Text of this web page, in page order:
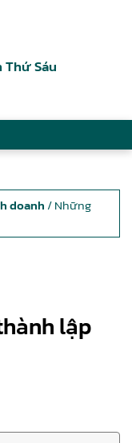
Thứ Sáu
doanh / Những
lập